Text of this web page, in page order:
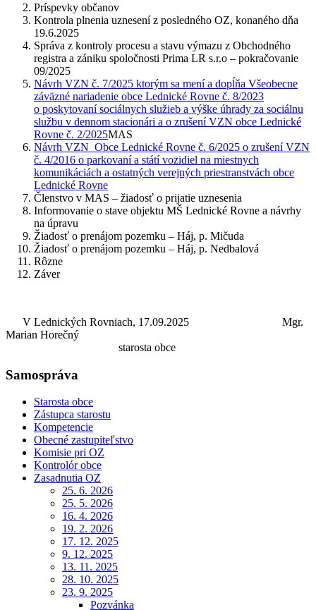
Príspevky občanov
Kontrola plnenia uznesení z posledného OZ, konaného dňa
19.6.2025
Správa z kontroly procesu a stavu výmazu z Obchodného
registra a zániku spoločnosti Prima LR s.r.o – pokračovanie
09/2025
Návrh VZN č. 7/2025 ktorým sa mení a dopĺňa Všeobecne
záväzné nariadenie obce Lednické Rovne č. 8/2023
o poskytovaní sociálnych služieb a výške úhrady za sociálnu
službu v dennom stacionári a o zrušení VZN obce Lednické
Rovne č. 2/2025MAS
Návrh VZN Obce Lednické Rovne č. 6/2025 o zrušení VZN
č. 4/2016 o parkovaní a státí vozidiel na miestnych
komunikáciách a ostatných verejných priestranstvách obce
Lednické Rovne
Členstvo v MAS – žiadosť o prijatie uznesenia
Informovanie o stave objektu MŠ Lednické Rovne a návrhy
na úpravu
Žiadosť o prenájom pozemku – Háj, p. Mičuda
Žiadosť o prenájom pozemku – Háj, p. Nedbalová
Rôzne
Záver
V Lednických Rovniach, 17.09.2025 Mgr.
Marian Horečný
starosta obce
Samospráva
Starosta obce
Zástupca starostu
Kompetencie
Obecné zastupiteľstvo
Komisie pri OZ
Kontrolór obce
Zasadnutia OZ
25. 6. 2026
25. 5. 2026
16. 4. 2026
19. 2. 2026
17. 12. 2025
9. 12. 2025
13. 11. 2025
28. 10. 2025
23. 9. 2025
Pozvánka